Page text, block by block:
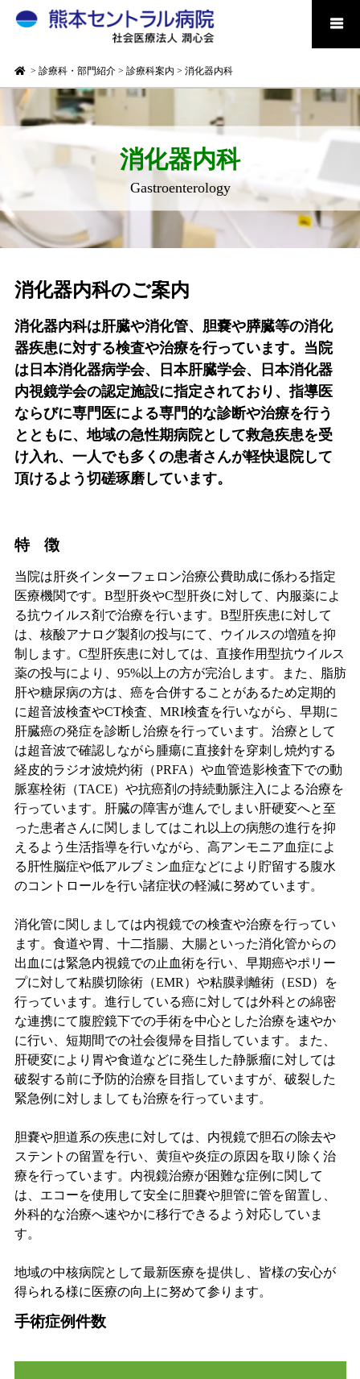
> 診療科・部門紹介> 診療科案内 > 消化器内科
消化器内科
Gastroenterology
消化器内科のご案内
消化器内科は肝臓や消化管、胆嚢や膵臓等の消化
器疾患に対する検査や治療を行っています。当院
は日本消化器病学会、日本肝臓学会、日本消化器
内視鏡学会の認定施設に指定されており、指導医
ならびに専門医による専門的な診断や治療を行う
とともに、地域の急性期病院として救急疾患を受
け入れ、一人でも多くの患者さんが軽快退院して
頂けるよう切磋琢磨しています。
特徴
当院は肝炎インターフェロン治療公費助成に係わる指定
医療機関です。B型肝炎やC型肝炎に対して、内服薬によ
る抗ウイルス剤で治療を行います。B型肝疾患に対して
は、核酸アナログ製剤の投与にて、ウイルスの増殖を抑
制します。C型肝疾患に対しては、直接作用型抗ウイルス
薬の投与により、95%以上の方が完治します。また、脂肪
肝や糖尿病の方は、癌を合併することがあるため定期的
に超音波検査やCT検査、MRI検査を行いながら、早期に
肝臓癌の発症を診断し治療を行っています。治療として
は超音波で確認しながら腫瘍に直接針を穿刺し焼灼する
経皮的ラジオ波焼灼術（PRFA）や血管造影検査下での動
脈塞栓術（TACE）や抗癌剤の持続動脈注入による治療を
行っています。肝臓の障害が進んでしまい肝硬変へと至
った患者さんに関しましてはこれ以上の病態の進行を抑
えるよう生活指導を行いながら、高アンモニア血症によ
る肝性脳症や低アルブミン血症などにより貯留する腹水
のコントロールを行い諸症状の軽減に努めています。
消化管に関しましては内視鏡での検査や治療を行ってい
ます。食道や胃、十二指腸、大腸といった消化管からの
出血には緊急内視鏡での止血術を行い、早期癌やポリー
プに対して粘膜切除術（EMR）や粘膜剥離術（ESD）を
行っています。進行している癌に対しては外科との綿密
な連携にて腹腔鏡下での手術を中心とした治療を速やか
に行い、短期間での社会復帰を目指しています。また、
肝硬変により胃や食道などに発生した静脈瘤に対しては
破裂する前に予防的治療を目指していますが、破裂した
緊急例に対しましても治療を行っています。
胆嚢や胆道系の疾患に対しては、内視鏡で胆石の除去や
ステントの留置を行い、黄疸や炎症の原因を取り除く治
療を行っています。内視鏡治療が困難な症例に関して
は、エコーを使用して安全に胆嚢や胆管に管を留置し、
外科的な治療へ速やかに移行できるよう対応していま
す。
地域の中核病院として最新医療を提供し、皆様の安心が
得られる様に医療の向上に努めて参ります。
手術症例件数